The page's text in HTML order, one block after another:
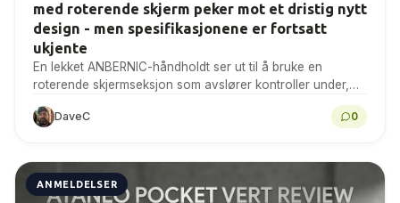
med roterende skjerm peker mot et dristig nytt
design - men spesifikasjonene er fortsatt
ukjente
En lekket ANBERNIC-håndholdt ser ut til å bruke en
roterende skjermseksjon som avslører kontroller under,
spesifikasjoner....
DaveC 0
ANMELDELSER